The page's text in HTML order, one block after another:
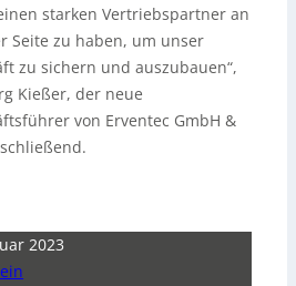
starken Vertriebspartner an
Seite zu haben, um unser
zu sichern und auszubauen“,
Kießer, der neue
von Erventec GmbH &
2023